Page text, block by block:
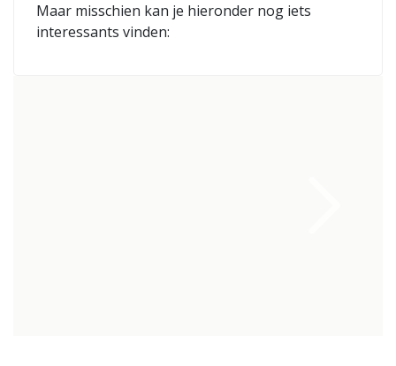
Maar misschien kan je hieronder nog iets
interessants vinden: